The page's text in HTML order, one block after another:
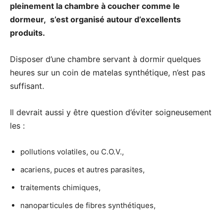
pleinement la chambre à coucher comme le
dormeur, s’est organisé autour d’excellents
produits.
Disposer d’une chambre servant à dormir quelques
heures sur un coin de matelas synthétique, n’est pas
suffisant.
Il devrait aussi y être question d’éviter soigneusement
les :
pollutions volatiles, ou C.O.V.,
acariens, puces et autres parasites,
traitements chimiques,
nanoparticules de fibres synthétiques,